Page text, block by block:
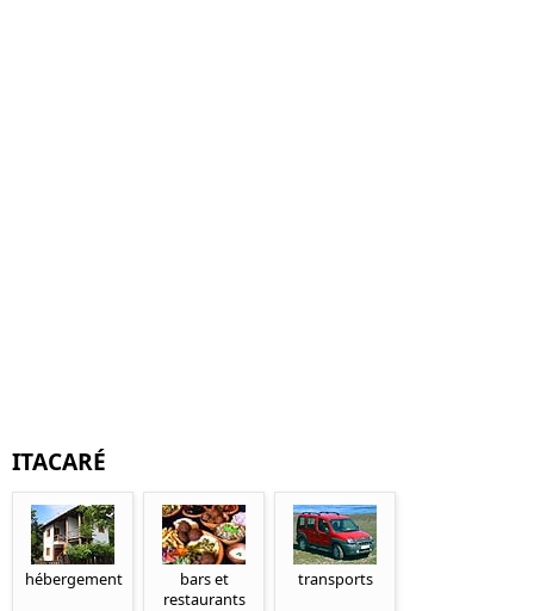
ITACARÉ
hébergement
bars et
restaurants
transports